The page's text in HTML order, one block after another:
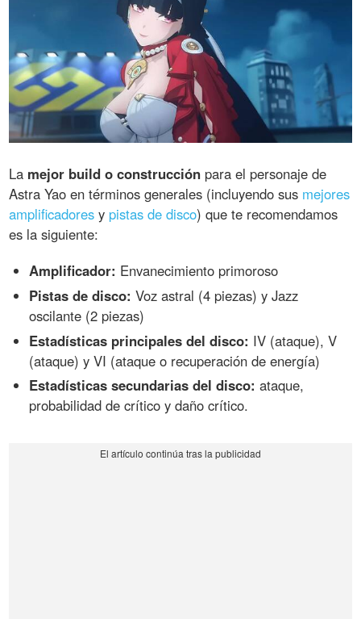
La mejor build o construcción para el personaje de
Astra Yao en términos generales (incluyendo sus mejores
amplificadores y pistas de disco) que te recomendamos
es la siguiente:
Amplificador: Envanecimiento primoroso
Pistas de disco: Voz astral (4 piezas) y Jazz
oscilante (2 piezas)
Estadísticas principales del disco: IV (ataque), V
(ataque) y VI (ataque o recuperación de energía)
Estadísticas secundarias del disco: ataque,
probabilidad de crítico y daño crítico.